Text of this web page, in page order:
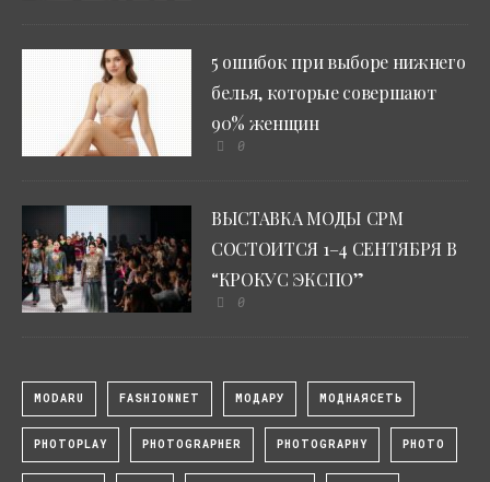
5 ошибок при выборе нижнего
белья, которые совершают
90% женщин
0
ВЫСТАВКА МОДЫ CPM
СОСТОИТСЯ 1–4 СЕНТЯБРЯ В
“КРОКУС ЭКСПО”
0
MODARU FASHIONNET МОДАРУ МОДНАЯСЕТЬ
PHOTOPLAY PHOTOGRAPHER PHOTOGRAPHY PHOTO